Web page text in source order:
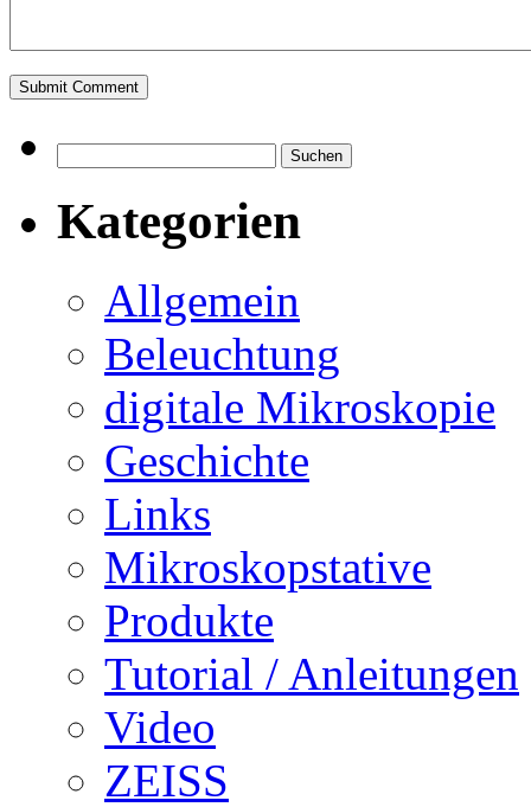
nach:
Kategorien
Allgemein
Beleuchtung
digitale Mikroskopie
Geschichte
Links
Mikroskopstative
Produkte
Tutorial / Anleitungen
Video
ZEISS